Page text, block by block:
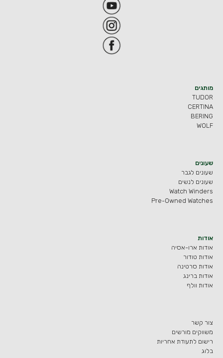
מותגים
TUDOR
CERTINA
BERING
WOLF
שעונים
שעונים לגבר
שעונים לנשים
Watch Winders
Pre-Owned Watches
אודות
אודות ארו-אסיה
אודות טודור
אודות סרטינה
אודות ברינג
אודות וולף
צור קשר
משווקים מורשים
רישום לתעודת אחריות
בלוג